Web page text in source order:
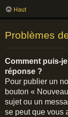
Haut
Problèmes
Comment puis-
réponse ?
Pour publier un
bouton «
sujet ou un
se peut que vous